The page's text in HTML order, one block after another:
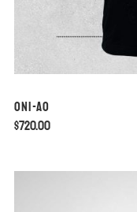
Oni-Ao
$720.00